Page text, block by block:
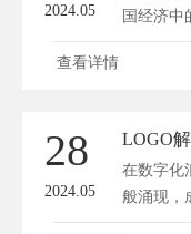
2024.05
国经济中
查看详情
28
2024.05
LOGO
在数字化
般涌现，
的...